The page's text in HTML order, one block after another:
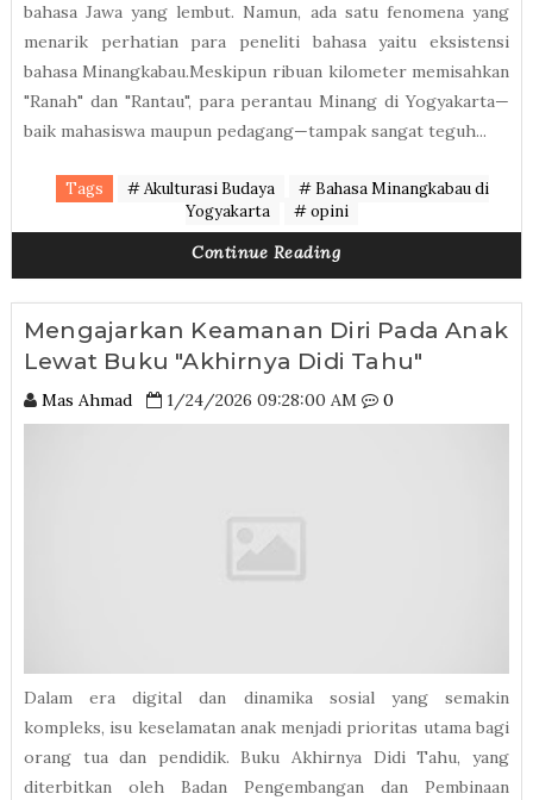
bahasa Jawa yang lembut. Namun, ada satu fenomena yang
menarik perhatian para peneliti bahasa yaitu eksistensi
bahasa Minangkabau.Meskipun ribuan kilometer memisahkan
"Ranah" dan "Rantau", para perantau Minang di Yogyakarta—
baik mahasiswa maupun pedagang—tampak sangat teguh...
Tags # Akulturasi Budaya
# Bahasa Minangkabau di
Yogyakarta
# opini
Continue Reading
Mengajarkan Keamanan Diri Pada Anak
Lewat Buku "Akhirnya Didi Tahu"
Mas Ahmad 1/24/2026 09:28:00 AM 0
Dalam era digital dan dinamika sosial yang semakin
kompleks, isu keselamatan anak menjadi prioritas utama bagi
orang tua dan pendidik. Buku Akhirnya Didi Tahu, yang
diterbitkan oleh Badan Pengembangan dan Pembinaan